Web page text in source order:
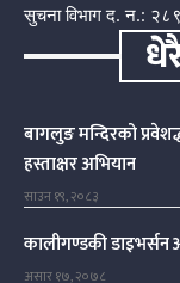
सुचना विभाग द. न.:
बागलुङ मन्दिरको
हस्ताक्षर अभियान
साउन १९, २०८३
कालीगण्डकी डाइभर्सन
असार १७, २०७८